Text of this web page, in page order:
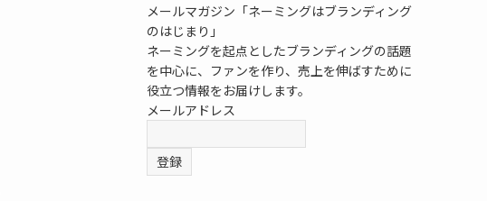
メールマガジン「ネーミングはブランディング
のはじまり」
ネーミングを起点としたブランディングの話題
を中心に、ファンを作り、売上を伸ばすために
役立つ情報をお届けします。
メールアドレス